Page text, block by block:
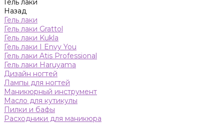
Гель лаки
Назад
Гель лаки
Гель лаки Grattol
Гель лаки Kukla
Гель лаки I Envy You
Гель лаки Atis Professional
Гель лаки Haruyama
Дизайн ногтей
Лампы для ногтей
Маникюрный инструмент
Масло для кутикулы
Пилки и бафы
Расходники для маникюра